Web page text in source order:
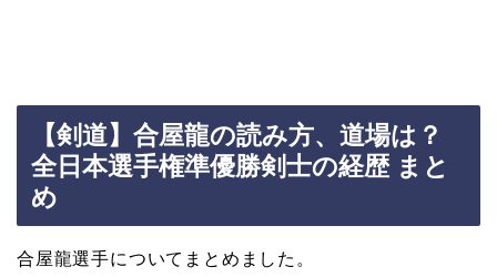
【剣道】合屋龍の読み方、道場は？
全日本選手権準優勝剣士の経歴 まと
め
合屋龍選手についてまとめました。